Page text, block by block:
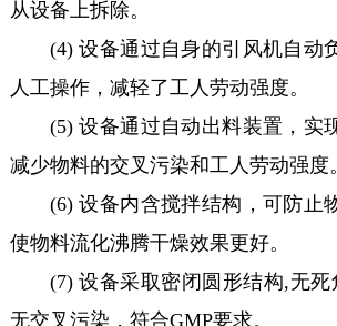
从设备上拆除。
(4) 设备通过自身的引风机自动
人工操作，减轻了工人劳动强度。
(5) 设备通过自动出料装置，实现
减少物料的交叉污染和工人劳动强度。
(6) 设备内含搅拌结构，可防止物
使物料流化沸腾干燥效果更好。
(7) 设备采取密闭圆形结构,无死
无交叉污染，符合GMP要求。